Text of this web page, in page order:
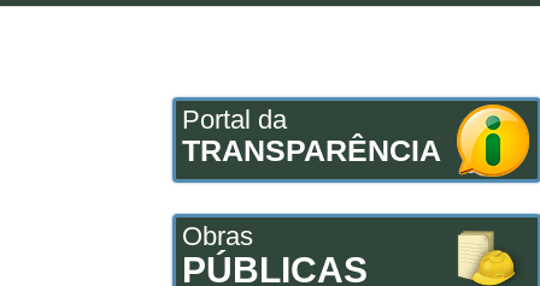
Portal da
TRANSPARÊNCIA
Obras
PÚBLICAS